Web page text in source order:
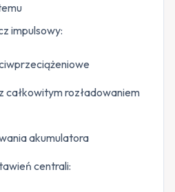
impulsowy:
całkowitym rozładowaniem
akumulatora
centrali: